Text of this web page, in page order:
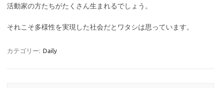
活動家の方たちがたくさん生まれるでしょう。
それこそ多様性を実現した社会だとワタシは思っています。
カテゴリー: Daily